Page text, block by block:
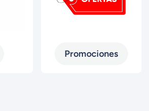
Promociones